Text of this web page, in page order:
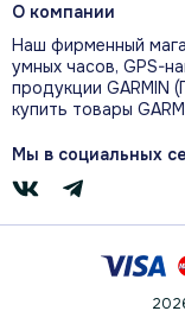
ПРОФИЛИ
Более 25
охватывают
занятия.
БОЛЕЕ
О компании
Наш фирменный
умных часов, GPS-
продукции GARMIN
купить товары
Мы в социальных